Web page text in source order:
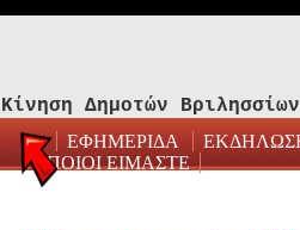
Κίνηση Δημοτών Βριλησσίων
ΕΦΗΜΕΡΙΔΑ
ΠΟΙΟΙ ΕΙΜΑΣΤΕ